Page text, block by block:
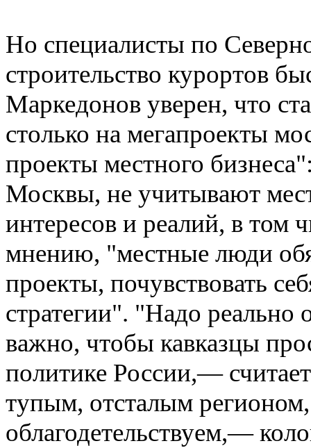
Но специалисты по
строительство курортов
Маркедонов уверен, что
столько на мегапроекты
проекты местного
Москвы, не учитывают
интересов и реалий, в том
мнению, "местные люди
проекты, почувствовать
стратегии". "Надо
важно, чтобы кавказцы
политике России,—
тупым, отсталым
облагодетельствуем,—